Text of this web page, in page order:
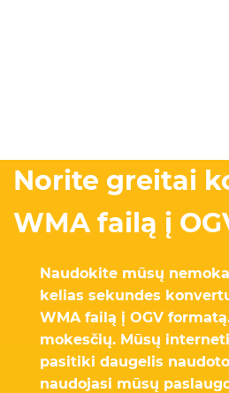
Norite greitai
WMA failą į
Naudokite mūsų
kelias sekundes
WMA failą į OGV
mokesčių. Mūsų
pasitiki daugelis
naudojasi mūsų